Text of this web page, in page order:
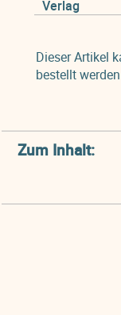
Verlag
Dieser Artikel
bestellt
Zum Inhalt: